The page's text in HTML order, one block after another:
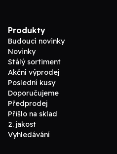
Produkty
Budoucí novinky
Novinky
Stálý sortiment
Akční výprodej
Poslední kusy
Doporučujeme
Předprodej
Přišlo na sklad
2. jakost
Vyhledávání